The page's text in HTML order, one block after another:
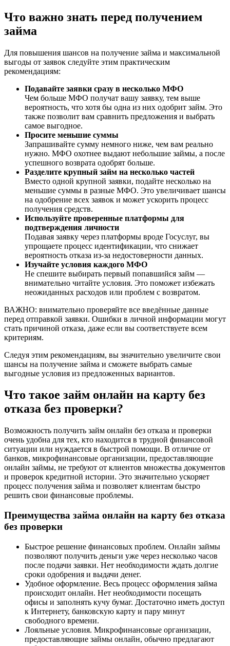
Что важно знать перед получением
займа
Для повышения шансов на получение займа и максимальной
выгоды от заявок следуйте этим практическим
рекомендациям:
Подавайте заявки сразу в несколько МФО
Чем больше МФО получат вашу заявку, тем выше
вероятность, что хотя бы одна из них одобрит займ. Это
также позволит вам сравнить предложения и выбрать
самое выгодное.
Просите меньшие суммы
Запрашивайте сумму немного ниже, чем вам реально
нужно. МФО охотнее выдают небольшие займы, а после
успешного возврата одобрят больше.
Разделите крупный займ на несколько частей
Вместо одной крупной заявки, подайте несколько на
меньшие суммы в разные МФО. Это увеличивает шансы
на одобрение всех заявок и может ускорить процесс
получения средств.
Используйте проверенные платформы для
подтверждения личности
Подавая заявку через платформы вроде Госуслуг, вы
упрощаете процесс идентификации, что снижает
вероятность отказа из-за недостоверности данных.
Изучайте условия каждого МФО
Не спешите выбирать первый попавшийся займ —
внимательно читайте условия. Это поможет избежать
неожиданных расходов или проблем с возвратом.
ВАЖНО: внимательно проверяйте все введённые данные
перед отправкой заявки. Ошибки в личной информации могут
стать причиной отказа, даже если вы соответствуете всем
критериям.
Следуя этим рекомендациям, вы значительно увеличите свои
шансы на получение займа и сможете выбрать самые
выгодные условия из предложенных вариантов.
Что такое займ онлайн на карту без
отказа без проверки?
Возможность получить займ онлайн без отказа и проверки
очень удобна для тех, кто находится в трудной финансовой
ситуации или нуждается в быстрой помощи. В отличие от
банков, микрофинансовые организации, предоставляющие
онлайн займы, не требуют от клиентов множества документов
и проверок кредитной истории. Это значительно ускоряет
процесс получения займа и позволяет клиентам быстро
решить свои финансовые проблемы.
Преимущества займа онлайн на карту без отказа
без проверки
Быстрое решение финансовых проблем. Онлайн займы
позволяют получить деньги уже через несколько часов
после подачи заявки. Нет необходимости ждать долгие
сроки одобрения и выдачи денег.
Удобное оформление. Весь процесс оформления займа
происходит онлайн. Нет необходимости посещать
офисы и заполнять кучу бумаг. Достаточно иметь доступ
к Интернету, банковскую карту и пару минут
свободного времени.
Лояльные условия. Микрофинансовые организации,
предоставляющие займы онлайн, обычно предлагают